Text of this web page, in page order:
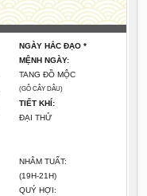
NGÀY HẮC ĐẠO *
MỆNH NGÀY:
TANG ĐỒ MỘC
(GỖ CÂY DÂU)
TIẾT KHÍ:
ĐẠI THỬ
NHÂM TUẤT:
(19H-21H)
QUÝ HỢI: